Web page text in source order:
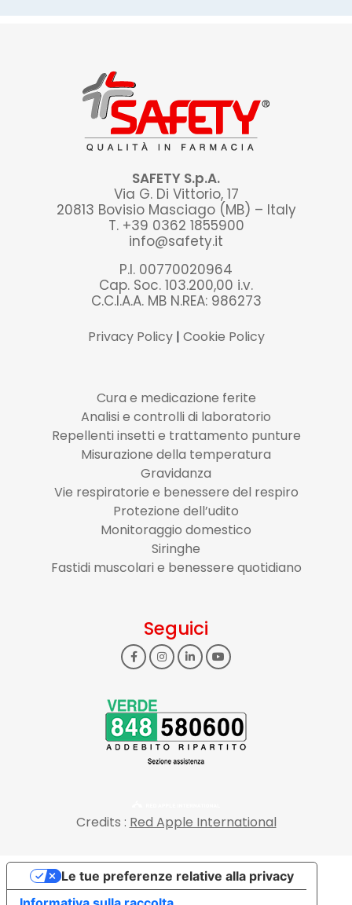
SAFETY S.p.A.
Via G. Di Vittorio, 17
20813 Bovisio Masciago (MB) – Italy
T. +39 0362 1855900
info@safety.it
P.I. 00770020964
Cap. Soc. 103.200,00 i.v.
C.C.I.A.A. MB N.REA: 986273
Privacy Policy| Cookie Policy
Cura e medicazione ferite
Analisi e controlli di laboratorio
Repellenti insetti e trattamento punture
Misurazione della temperatura
Gravidanza
Vie respiratorie e benessere del respiro
Protezione dell’udito
Monitoraggio domestico
Siringhe
Fastidi muscolari e benessere quotidiano
Seguici
Credits : Red Apple International
Le tue preferenze relative alla privacy